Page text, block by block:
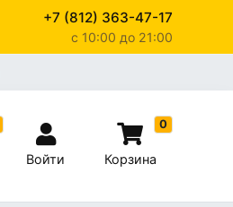
+7 (812) 363-47-17
c 10:00 до 21:00
Войти
0
Корзина